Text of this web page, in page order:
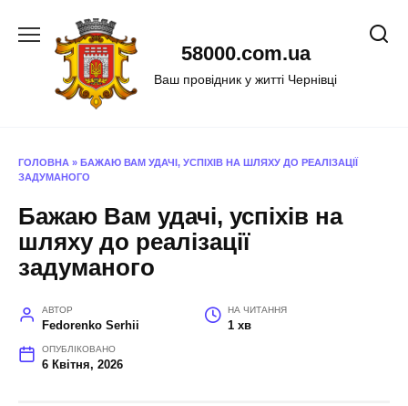
58000.com.ua
Ваш провідник у житті Чернівці
ГОЛОВНА » БАЖАЮ ВАМ УДАЧІ, УСПІХІВ НА ШЛЯХУ ДО РЕАЛІЗАЦІЇ
ЗАДУМАНОГО
Бажаю Вам удачі, успіхів на
шляху до реалізації
задуманого
АВТОР
Fedorenko Serhii
НА ЧИТАННЯ
1 хв
ОПУБЛІКОВАНО
6 Квітня, 2026